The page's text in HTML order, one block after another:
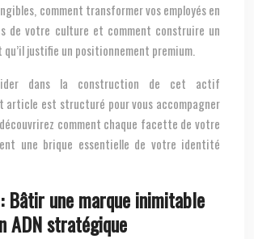
comment transformer vos employés en
de votre culture et comment construire un
justifie un positionnement premium.
dans la construction de cet actif
article est structuré pour vous accompagner
découvrirez comment chaque facette de votre
une brique essentielle de votre identité
Bâtir une marque inimitable
ADN stratégique